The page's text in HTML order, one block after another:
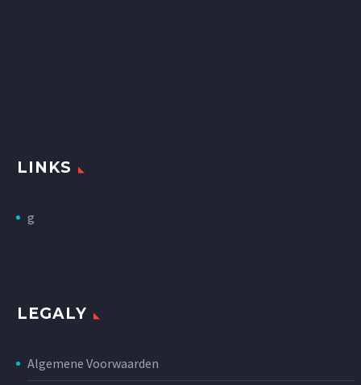
LINKS
g
LEGALY
Algemene Voorwaarden